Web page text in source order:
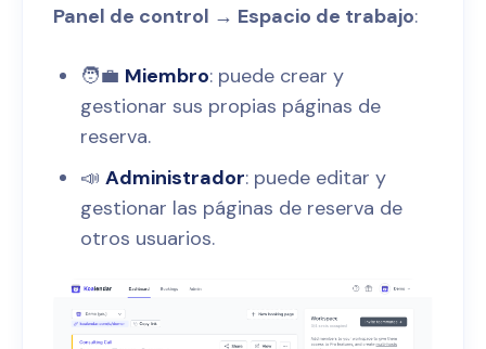
Panel de control → Espacio de trabajo:
🧑‍💼 Miembro: puede crear y
gestionar sus propias páginas de
reserva.
📣 Administrador: puede editar y
gestionar las páginas de reserva de
otros usuarios.